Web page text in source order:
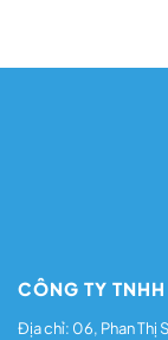
CÔNG TY
Địa chỉ: 06, Phan Thị